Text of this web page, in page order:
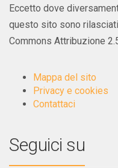
Eccetto dove
questo sito sono
Commons Attribuzione
Mappa del sito
Privacy e cookies
Contattaci
Seguici su